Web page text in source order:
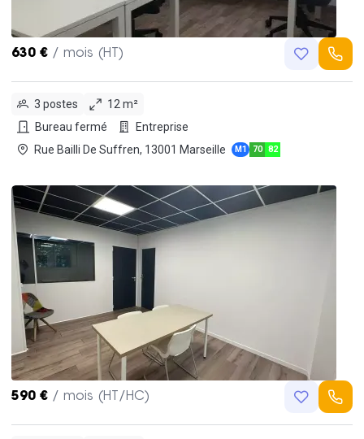
630 € / mois (HT)
3 postes
12 m²
Bureau fermé
Entreprise
Rue Bailli De Suffren, 13001 Marseille
M1 70 82
590 € / mois (HT/HC)